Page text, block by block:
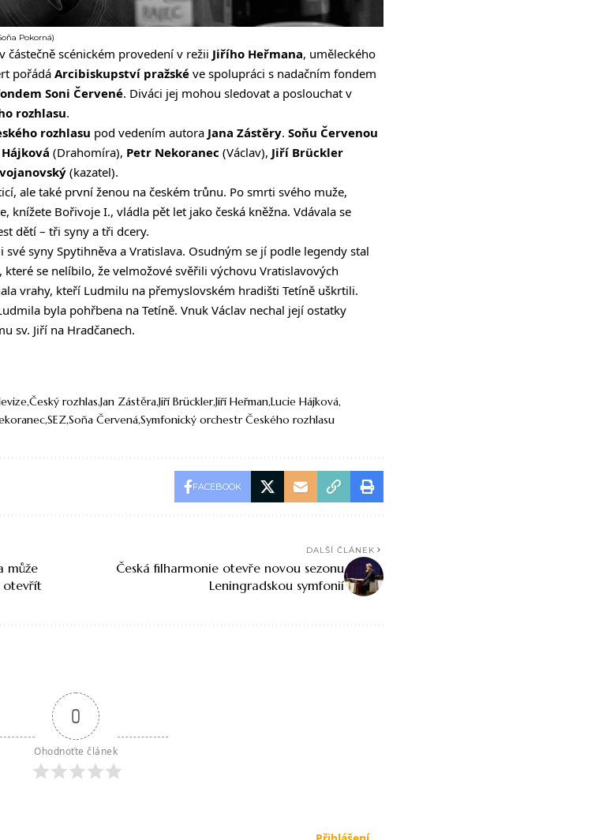
Pokorná)
částečně scénickém provedení v režii Jiřího Heřmana, uměleckého
pořádá Arcibiskupství pražské ve spolupráci s nadačním fondem
Soni Červené. Diváci jej mohou sledovat a poslouchat v
rozhlasu.
rozhlasu pod vedením autora Jana Zástěry. Soňu Červenou
(Drahomíra), Petr Nekoranec (Václav), Jiří Brückler
(kazatel).
ale také první ženou na českém trůnu. Po smrti svého muže,
knížete Bořivoje I., vládla pět let jako česká kněžna. Vdávala se
dětí – tři syny a tři dcery.
syny Spytihněva a Vratislava. Osudným se jí podle legendy stal
se nelíbilo, že velmožové svěřili výchovu Vratislavových
vrahy, kteří Ludmilu na přemyslovském hradišti Tetíně uškrtili.
byla pohřbena na Tetíně. Vnuk Václav nechal její ostatky
sv. Jiří na Hradčanech.
Český rozhlas Jan ZástěraJiří BrücklerJiří HeřmanLucie Hájková
SEZSoňa ČervenáSymfonický orchestr Českého rozhlasu
FACEBOOK
může
otevřít
DALŠÍ ČLÁNEK
Česká filharmonie otevře novou sezonu
Leningradskou symfonií
0
Ohodnoťte článek